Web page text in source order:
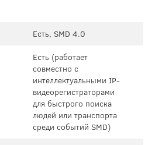
Есть, SMD 4.0
Есть (работает
совместно с
интеллектуальными IP-
видеорегистраторами
для быстрого поиска
людей или транспорта
среди событий SMD)